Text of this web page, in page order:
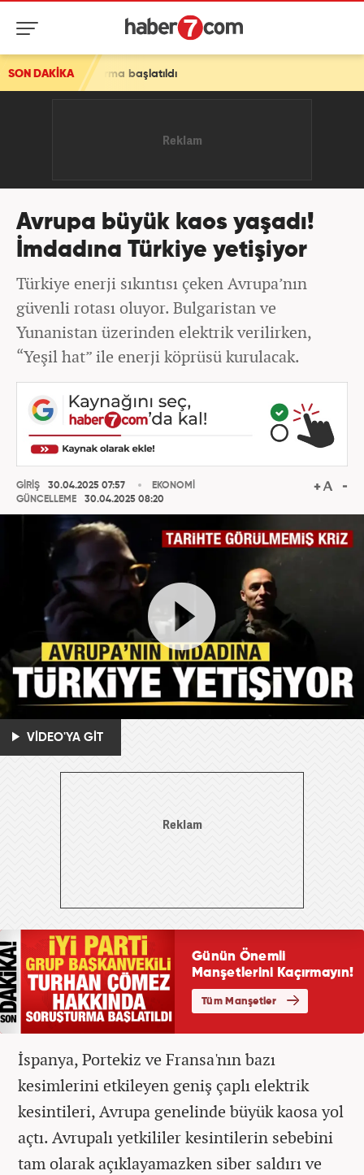
SON DAKİKA
başlatıldı
Avrupa büyük kaos yaşadı!
İmdadına Türkiye yetişiyor
Türkiye enerji sıkıntısı çeken Avrupa’nın
güvenli rotası oluyor. Bulgaristan ve
Yunanistan üzerinden elektrik verilirken,
“Yeşil hat” ile enerji köprüsü kurulacak.
GİRİŞ
30.04.2025 07:57
GÜNCELLEME
30.04.2025 08:20
EKONOMİ
VİDEO'YA GİT
İspanya, Portekiz ve Fransa'nın bazı
kesimlerini etkileyen geniş çaplı elektrik
kesintileri, Avrupa genelinde büyük kaosa yol
açtı. Avrupalı yetkililer kesintilerin sebebini
tam olarak açıklayamazken siber saldırı ve